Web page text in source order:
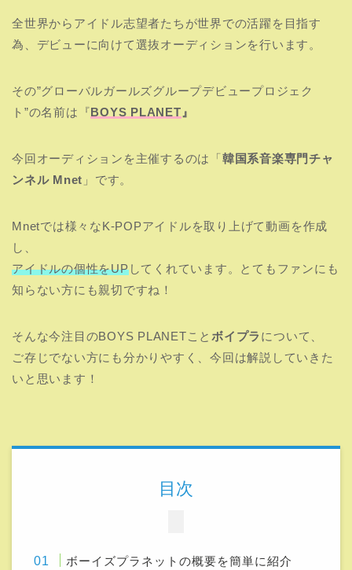
全世界からアイドル志望者たちが世界での活躍を目指す
為、デビューに向けて選抜オーディションを行います。
その”グローバルガールズグループデビュープロジェク
ト”の名前は『BOYS PLANET 』
今回オーディションを主催するのは「韓国系音楽専門チャ
ンネル Mnet 」です。
Mnetでは様々なK-POPアイドルを取り上げて動画を作成
し、
アイドルの個性をUPしてくれています。とてもファンにも
知らない方にも親切ですね！
そんな今注目のBOYS PLANETこと ボイプラ について、
ご存じでない方にも分かりやすく、今回は解説していきた
いと思います！
目次
ボーイズプラネットの概要を簡単に紹介